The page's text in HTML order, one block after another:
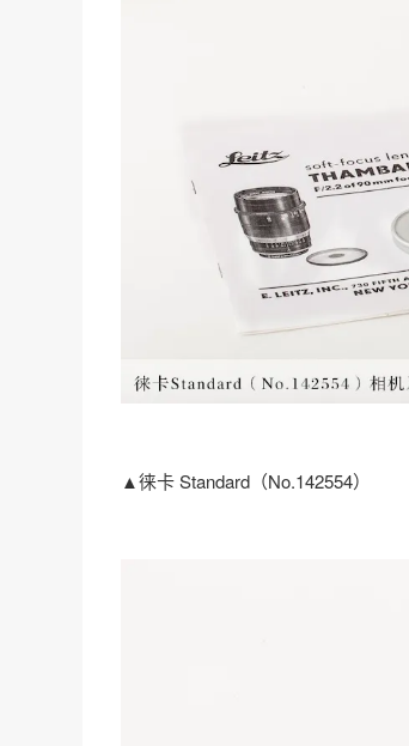
▲徕卡 Standard（No.142554）